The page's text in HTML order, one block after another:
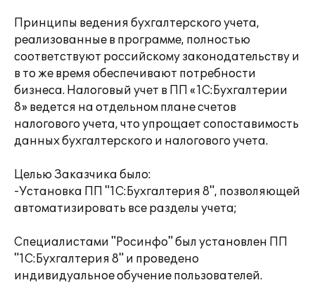
Принципы ведения бухгалтерского учета,
реализованные в программе, полностью
соответствуют российскому законодательству и
в то же время обеспечивают потребности
бизнеса. Налоговый учет в ПП «1С:Бухгалтерии
8» ведется на отдельном плане счетов
налогового учета, что упрощает сопоставимость
данных бухгалтерского и налогового учета.
Целью Заказчика было:
-Установка ПП "1С:Бухгалтерия 8", позволяющей
автоматизировать все разделы учета;
Специалистами "Росинфо" был установлен ПП
"1С:Бухгалтерия 8" и проведено
индивидуальное обучение пользователей.